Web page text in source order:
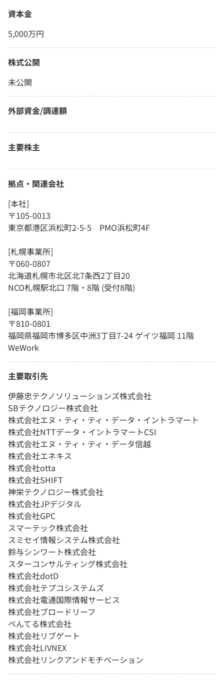
資本金
5,000万円
株式公開
未公開
外部資金/調達額
主要株主
拠点・関連会社
[本社]
〒105-0013
東京都港区浜松町2-5-5 PMO浜松町4F
[札幌事業所]
〒060-0807
北海道札幌市北区北7条西2丁目20
NCO札幌駅北口 7階・8階 (受付8階)
[福岡事業所]
〒810-0801
福岡県福岡市博多区中洲3丁目7-24 ゲイツ福岡 11階
WeWork
主要取引先
伊藤忠テクノソリューションズ株式会社
SBテクノロジー株式会社
株式会社エヌ・ティ・ティ・データ・イントラマート
株式会社NTTデータ・イントラマートCSI
株式会社エヌ・ティ・ティ・データ信越
株式会社エネキス
株式会社otta
株式会社SHIFT
神栄テクノロジー株式会社
株式会社JPデジタル
株式会社GPC
スマーテック株式会社
スミセイ情報システム株式会社
鈴与シンワート株式会社
スターコンサルティング株式会社
株式会社dotD
株式会社テプコシステムズ
株式会社電通国際情報サービス
株式会社ブロードリーフ
ぺんてる株式会社
株式会社リブゲート
株式会社LIVNEX
株式会社リンクアンドモチベーション